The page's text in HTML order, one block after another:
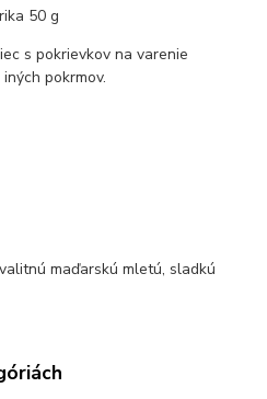
50 g
s pokrievkov na varenie
pokrmov.
maďarskú mletú, sladkú